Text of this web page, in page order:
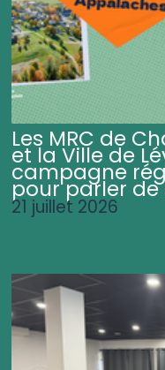
Les MRC de
et la Ville de
campagne
pour parler
21 juillet 2026